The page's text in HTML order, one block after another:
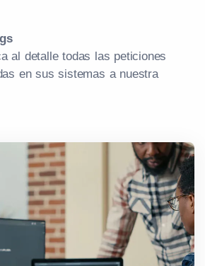
al detalle todas las peticiones
en sus sistemas a nuestra